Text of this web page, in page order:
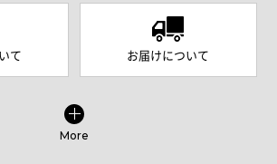
て お届けについて
More